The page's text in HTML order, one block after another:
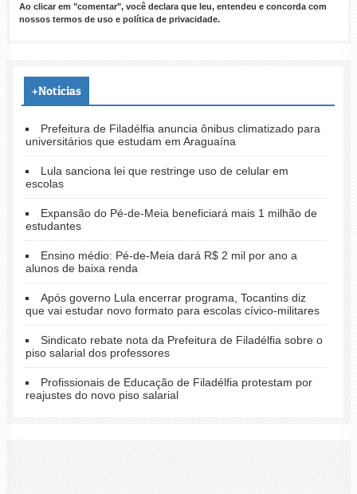
Ao clicar em "comentar", você declara que leu, entendeu e concorda com
nossos termos de usoe política de privacidade.
+Notícias
Prefeitura de Filadélfia anuncia ônibus climatizado para
universitários que estudam em Araguaína
Lula sanciona lei que restringe uso de celular em
escolas
Expansão do Pé-de-Meia beneficiará mais 1 milhão de
estudantes
Ensino médio: Pé-de-Meia dará R$ 2 mil por ano a
alunos de baixa renda
Após governo Lula encerrar programa, Tocantins diz
que vai estudar novo formato para escolas cívico-militares
Sindicato rebate nota da Prefeitura de Filadélfia sobre o
piso salarial dos professores
Profissionais de Educação de Filadélfia protestam por
reajustes do novo piso salarial